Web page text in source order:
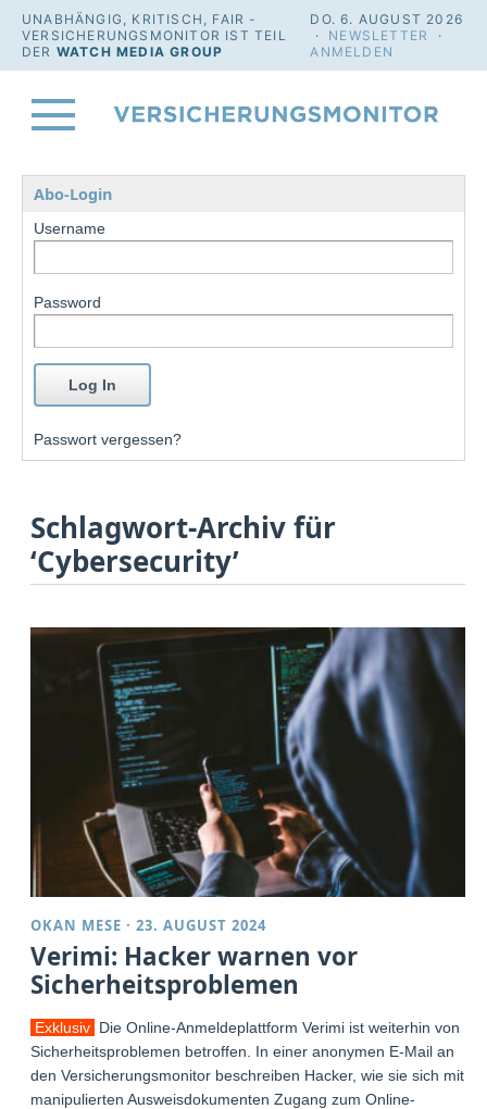
UNABHÄNGIG, KRITISCH, FAIR -
VERSICHERUNGSMONITOR IST TEIL
DER WATCH MEDIA GROUP
DO. 6. AUGUST 2026
· NEWSLETTER
·
ANMELDEN
Abo-Login
Username
Password
Passwort vergessen?
Schlagwort-Archiv für
‘Cybersecurity’
OKAN MESE ·23. AUGUST 2024
Verimi: Hacker warnen vor
Sicherheitsproblemen
Exklusiv Die Online-Anmeldeplattform Verimi ist weiterhin von
Sicherheitsproblemen betroffen. In einer anonymen E-Mail an
den Versicherungsmonitor beschreiben Hacker, wie sie sich mit
manipulierten Ausweisdokumenten Zugang zum Online-